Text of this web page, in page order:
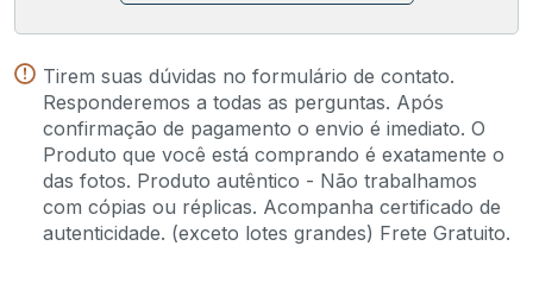
Tirem suas dúvidas no formulário de contato.
Responderemos a todas as perguntas. Após
confirmação de pagamento o envio é imediato. O
Produto que você está comprando é exatamente o
das fotos. Produto autêntico - Não trabalhamos
com cópias ou réplicas. Acompanha certificado de
autenticidade. (exceto lotes grandes) Frete Gratuito.